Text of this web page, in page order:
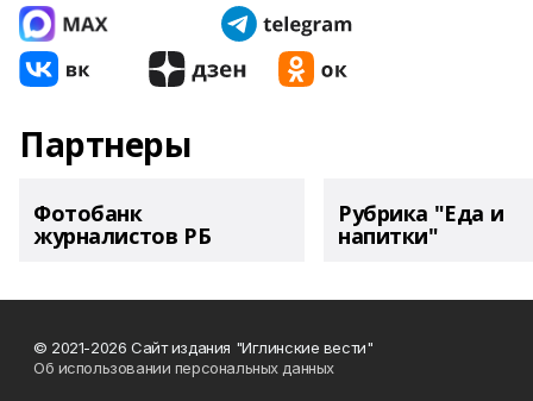
Партнеры
Фотобанк
журналистов РБ
Рубрика "Еда и
напитки"
© 2021-2026 Сайт издания "Иглинские вести"
Об использовании персональных данных